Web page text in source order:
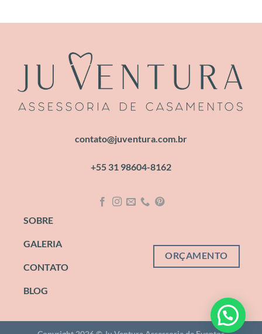
contato@juventura.com.br
+55 31 98604-8162
SOBRE
GALERIA
CONTATO
BLOG
ORÇAMENTO